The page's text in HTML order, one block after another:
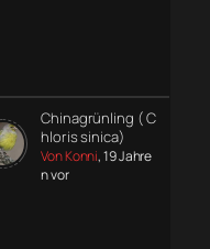
Chinagrünling ( C
hloris sinica)
Von Konni, 19 Jahre
n vor